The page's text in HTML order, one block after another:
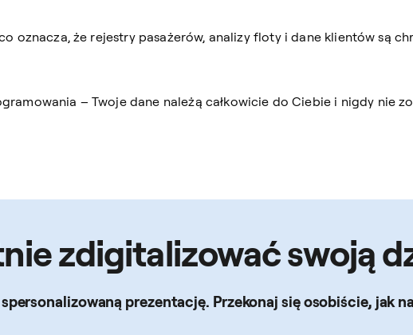
oznacza, że rejestry pasażerów, analizy floty i dane klientów są
– Twoje dane należą całkowicie do Ciebie i nigdy nie
zdigitalizować swoją
prezentację. Przekonaj się osobiście, jak